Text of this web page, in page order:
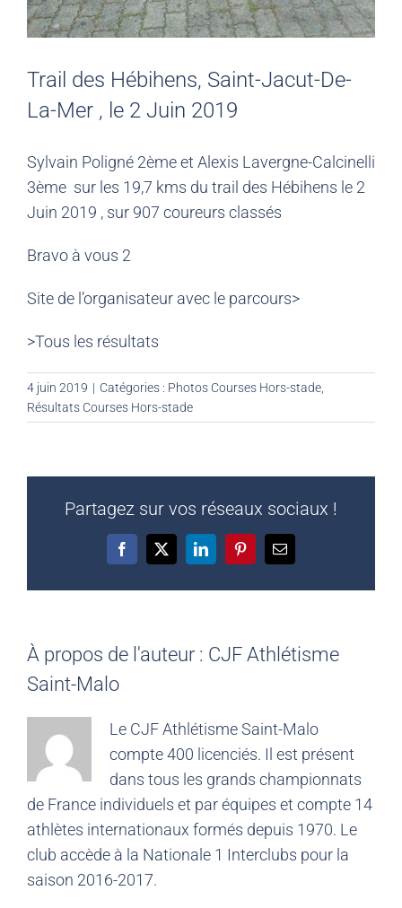
Trail des Hébihens, Saint-Jacut-De-
La-Mer , le 2 Juin 2019
Sylvain Poligné 2ème et Alexis Lavergne-Calcinelli
3ème sur les 19,7 kms du trail des Hébihens le 2
Juin 2019 , sur 907 coureurs classés
Bravo à vous 2
Site de l’organisateur avec le parcours>
>Tous les résultats
4 juin 2019 | Catégories : Photos Courses Hors-stade
Résultats Courses Hors-stade
Partagez sur vos réseaux sociaux !
Facebook
X LinkedInPinterestEmail
À propos de l'auteur : CJF Athlétisme
Saint-Malo
Le CJF Athlétisme Saint-Malo
compte 400 licenciés. Il est présent
dans tous les grands championnats
de France individuels et par équipes et compte 14
athlètes internationaux formés depuis 1970. Le
club accède à la Nationale 1 Interclubs pour la
saison 2016-2017.